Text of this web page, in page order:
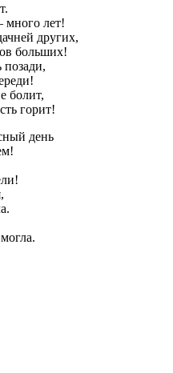
много лет!
других,
больших!
позади,
болит,
горит!
день